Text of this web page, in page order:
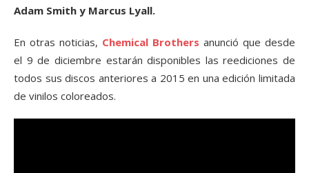
Adam Smith y Marcus Lyall.
En otras noticias, Chemical Brothers anunció que desde
el 9 de diciembre estarán disponibles las reediciones de
todos sus discos anteriores a 2015 en una edición limitada
de vinilos coloreados.